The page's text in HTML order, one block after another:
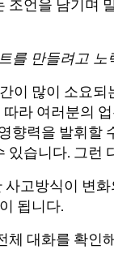
조언을 남기며
를 만들려고 노
이 많이 소요
라 여러분의
향력을 발휘할
있습니다. 그런
고방식이 변
됩니다.
체 대화를 확인